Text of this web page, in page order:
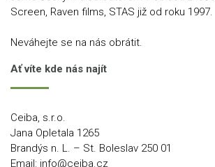
Screen, Raven films, STAS již od roku 1997.
Neváhejte se na nás obrátit.
Ať víte kde nás najít
Ceiba, s.r.o.
Jana Opletala 1265
Brandýs n. L. – St. Boleslav 250 01
Email: info@ceiba.cz